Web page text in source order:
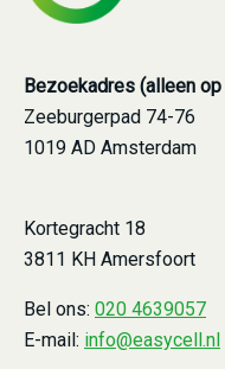
Bezoekadres (alleen
Zeeburgerpad 74-76
1019 AD Amsterdam
Kortegracht 18
3811 KH Amersfoort
Bel ons: 020 4639057
E-mail: info@easycell.nl